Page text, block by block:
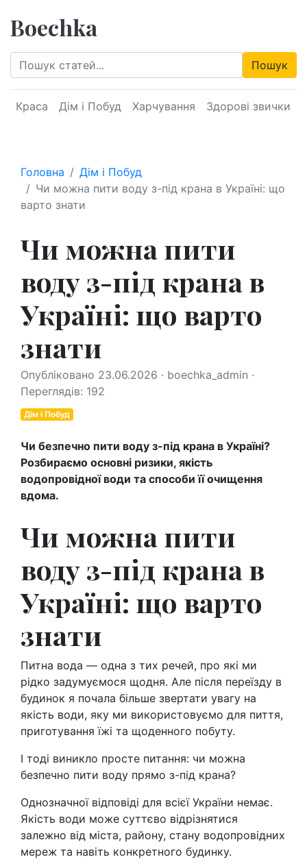
Boechka
Пошук
Краса Дім і Побуд Харчування Здорові звички
Головна
Дім і Побуд
Чи можна пити воду з-під крана в Україні: що
варто знати
Чи можна пити
воду з-під крана в
Україні: що варто
знати
Опубліковано 23.06.2026 · boechka_admin ·
Переглядів: 192
Дім і Побуд
Чи безпечно пити воду з-під крана в Україні?
Розбираємо основні ризики, якість
водопровідної води та способи її очищення
вдома.
Чи можна пити
воду з-під крана в
Україні: що варто
знати
Питна вода — одна з тих речей, про які ми
рідко задумуємося щодня. Але після переїзду в
будинок я почала більше звертати увагу на
якість води, яку ми використовуємо для пиття,
приготування їжі та щоденного побуту.
І тоді виникло просте питання: чи можна
безпечно пити воду прямо з-під крана?
Однозначної відповіді для всієї України немає.
Якість води може суттєво відрізнятися
залежно від міста, району, стану водопровідних
мереж та навіть конкретного будинку.